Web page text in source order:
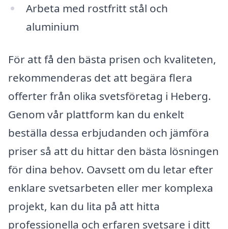
Arbeta med rostfritt stål och
aluminium
För att få den bästa prisen och kvaliteten,
rekommenderas det att begära flera
offerter från olika svetsföretag i Heberg.
Genom vår plattform kan du enkelt
beställa dessa erbjudanden och jämföra
priser så att du hittar den bästa lösningen
för dina behov. Oavsett om du letar efter
enklare svetsarbeten eller mer komplexa
projekt, kan du lita på att hitta
professionella och erfaren svetsare i ditt